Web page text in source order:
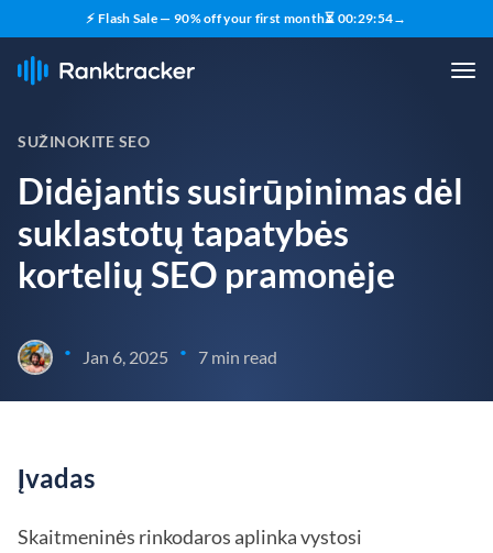
⚡ Flash Sale — 90% off your first month⏳ 00:29:53→
SUŽINOKITE SEO
Didėjantis susirūpinimas dėl
suklastotų tapatybės
kortelių SEO pramonėje
• Jan 6, 2025 • 7 min read
Įvadas
Skaitmeninės rinkodaros aplinka vystosi